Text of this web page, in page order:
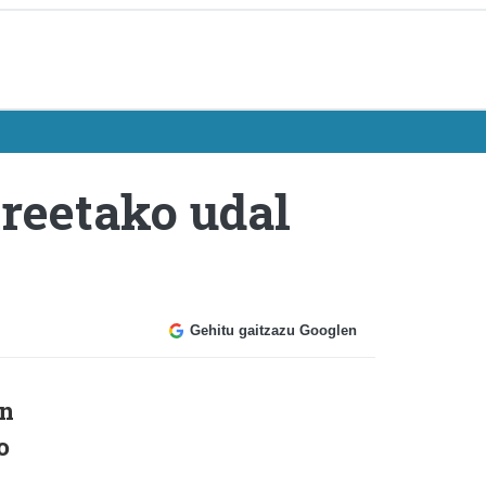
udal
Gehitu gaitzazu Googlen